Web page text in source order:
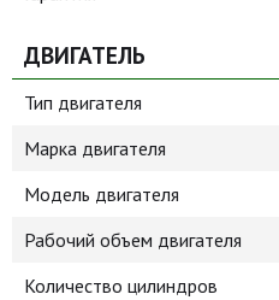
ДВИГАТЕЛЬ
Тип двигателя
Марка двигателя
Модель двигателя
Рабочий объем двигателя
Количество цилиндров